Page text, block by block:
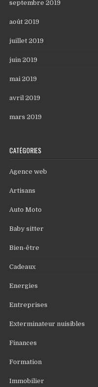
septembre 2019
août 2019
juillet 2019
juin 2019
mai 2019
avril 2019
mars 2019
CATÉGORIES
Agence web
Artisans
Auto Moto
Baby sitter
Bien-être
Cadeaux
Energies
Entreprises
Exterminateur nuisibles
Finances
Formation
Immobilier